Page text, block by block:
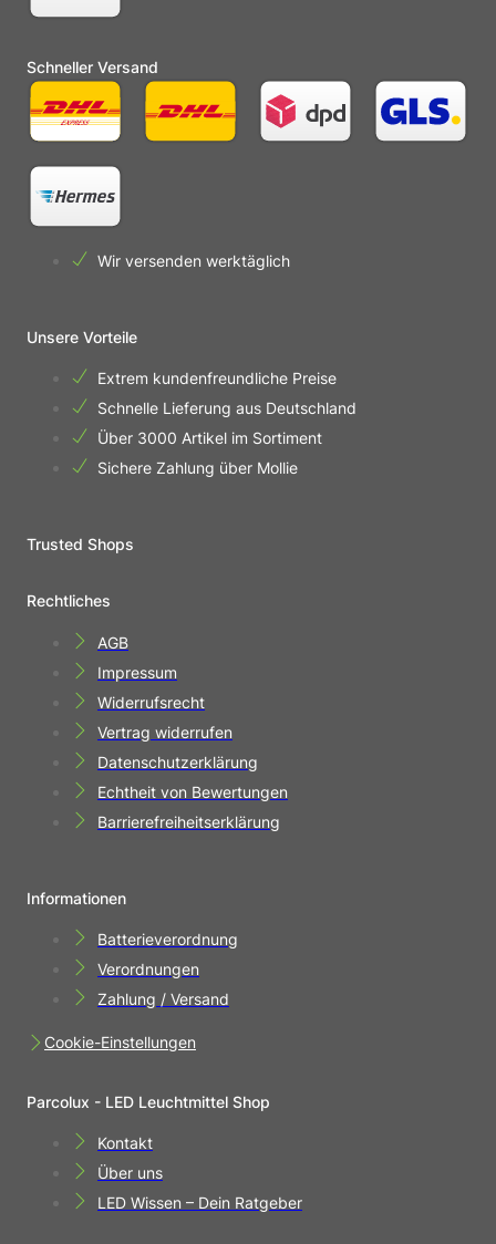
Schneller Versand
Wir versenden werktäglich
Unsere Vorteile
Extrem kundenfreundliche Preise
Schnelle Lieferung aus Deutschland
Über 3000 Artikel im Sortiment
Sichere Zahlung über Mollie
Trusted Shops
Rechtliches
AGB
Impressum
Widerrufsrecht
Vertrag widerrufen
Datenschutzerklärung
Echtheit von Bewertungen
Barrierefreiheitserklärung
Informationen
Batterieverordnung
Verordnungen
Zahlung / Versand
Cookie-Einstellungen
Parcolux - LED Leuchtmittel Shop
Kontakt
Über uns
LED Wissen – Dein Ratgeber